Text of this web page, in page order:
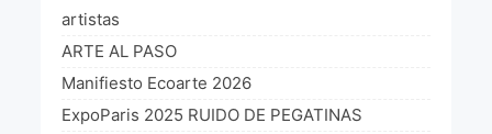
L’art Colombien à Paris 2019
L’art Latino-américain à Paris 2019
Reflecting Source. NY 2019
artistas
ARTE AL PASO
Manifiesto Ecoarte 2026
ExpoParis 2025 RUIDO DE PEGATINAS